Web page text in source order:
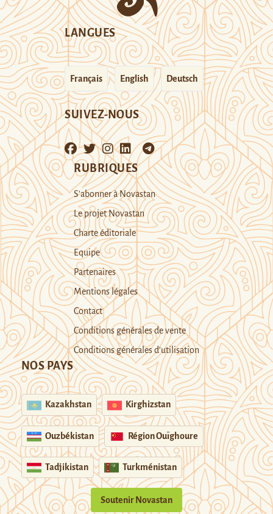
LANGUES
Français English Deutsch
SUIVEZ-NOUS
RUBRIQUES
S’abonner à Novastan
Le projet Novastan
Charte éditoriale
Equipe
Partenaires
Mentions légales
Contact
Conditions générales de vente
Conditions générales d’utilisation
NOS PAYS
Kazakhstan Kirghizstan
Ouzbékistan Région Ouïghoure
Tadjikistan Turkménistan
Soutenir Novastan